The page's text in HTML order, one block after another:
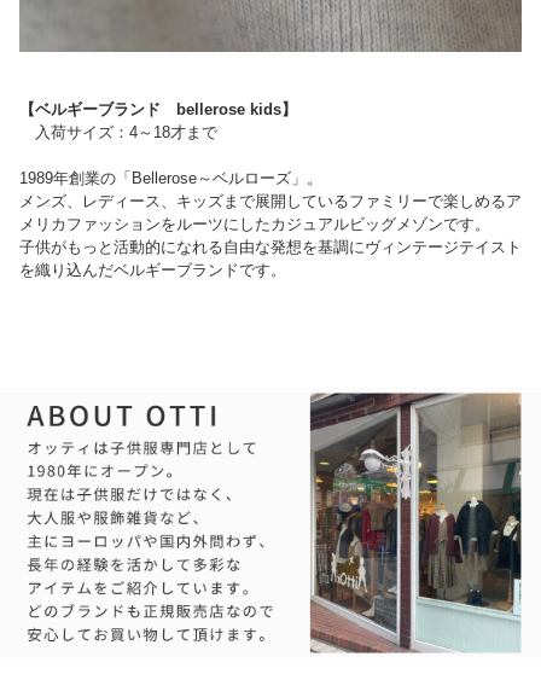
【ベルギーブランド bellerose kids】
入荷サイズ：4～18才まで
1989年創業の「Bellerose～ベルローズ」。
メンズ、レディース、キッズまで展開しているファミリーで楽しめるア
メリカファッションをルーツにしたカジュアルビッグメゾンです。
子供がもっと活動的になれる自由な発想を基調にヴィンテージテイスト
を織り込んだベルギーブランドです。